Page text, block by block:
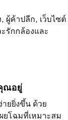
ผู้ค้าปลีก, เว็บไซต์
รักกล้องและ
ณอยู่
ยยิ่งขึ้น ด้วย
ยโฉมที่เหมาะสม